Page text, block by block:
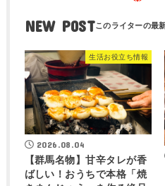
NEW POST
生活お役立ち情報
2026.08.04
【群馬名物】甘辛タレが香
ばしい！おうちで本格「焼